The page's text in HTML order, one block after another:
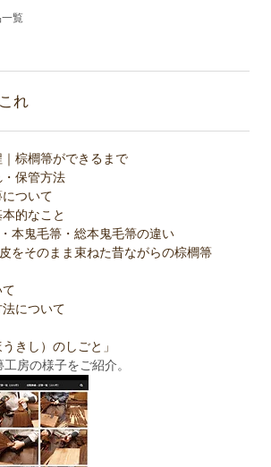
覧
れ
棕櫚箒ができるまで
保管方法
ついて
的なこと
本鬼毛箒・総本鬼毛箒の違い
をそのまま束ねた昔ながらの棕櫚箒
について
きし）のしごと」
房の様子をご紹介。